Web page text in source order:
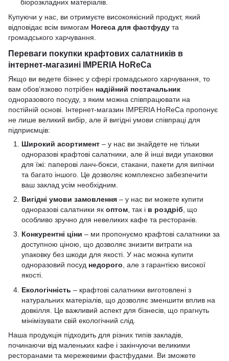
біорозкладних матеріалів.
Купуючи у нас, ви отримуєте високоякісний продукт, який
відповідає всім вимогам Horeca для фастфуду та
громадського харчування.
Переваги покупки крафтових салатників в
інтернет-магазині IMPERIA HoReCa
Якщо ви ведете бізнес у сфері громадського харчування, то
вам обов’язково потрібен надійний постачальник
одноразового посуду, з яким можна співпрацювати на
постійній основі. Інтернет-магазин IMPERIA HoReCa пропонує
не лише великий вибір, але й вигідні умови співпраці для
підприємців:
Широкий асортимент – у нас ви знайдете не тільки
одноразові крафтові салатники, але й інші види упаковки
для їжі: паперові ланч-бокси, стакани, пакети для випічки
та багато іншого. Це дозволяє комплексно забезпечити
ваш заклад усім необхідним.
Вигідні умови замовлення – у нас ви можете купити
одноразові салатники як оптом , так і в роздріб , що
особливо зручно для невеликих кафе та ресторанів.
Конкурентні ціни – ми пропонуємо крафтові салатники за
доступною ціною, що дозволяє знизити витрати на
упаковку без шкоди для якості. У нас можна купити
одноразовий посуд недорого, але з гарантією високої
якості.
Екологічність – крафтові салатники виготовлені з
натуральних матеріалів, що дозволяє зменшити вплив на
довкілля. Це важливий аспект для бізнесів, що прагнуть
мінімізувати свій екологічний слід.
Наша продукція підходить для різних типів закладів,
починаючи від маленьких кафе і закінчуючи великими
ресторанами та мережевими фастфудами. Ви зможете